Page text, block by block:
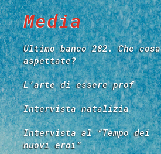
Media
Ultimo banco 282. Che cosa
aspettate?
L’arte di essere prof
Intervista natalizia
Intervista al “Tempo dei
nuovi eroi”